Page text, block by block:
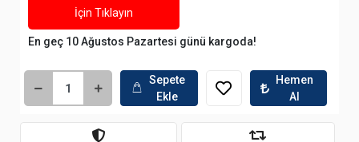
İçin Tıklayın
En geç 10 Ağustos Pazartesi günü kargoda!
Sepete
Ekle
Hemen
Al